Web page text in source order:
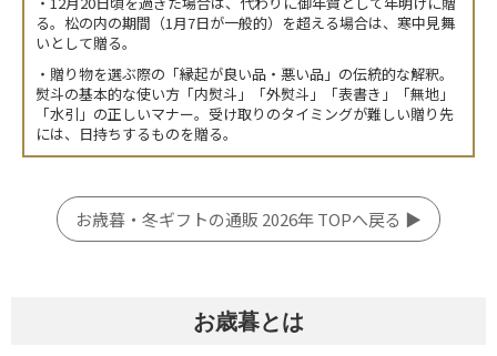
る。松の内の期間（1月7日が一般的）を超える場合は、寒中見舞
いとして贈る。
・贈り物を選ぶ際の「縁起が良い品・悪い品」の伝統的な解釈。
熨斗の基本的な使い方「内熨斗」「外熨斗」「表書き」「無地」
「水引」の正しいマナー。受け取りのタイミングが難しい贈り先
には、日持ちするものを贈る。
お歳暮・冬ギフトの通販 2026年 TOPへ戻る ▶
お歳暮とは